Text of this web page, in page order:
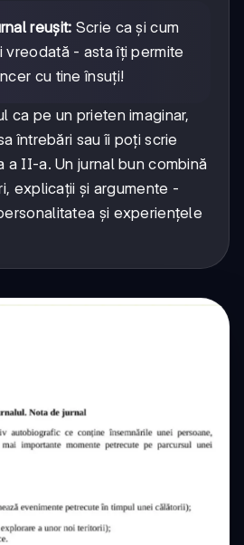
reușit: Scrie ca și cum
vreodată - asta îți permite
cu tine însuți!
ca pe un prieten imaginar,
întrebări sau îi poți scrie
a II-a. Un jurnal bun combină
explicații și argumente -
și experiențele